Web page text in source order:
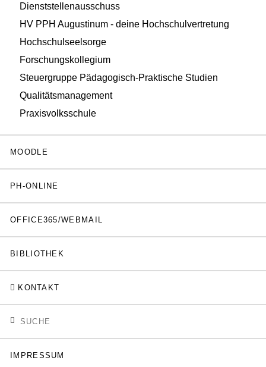
Dienststellenausschuss
HV PPH Augustinum - deine Hochschulvertretung
Hochschulseelsorge
Forschungskollegium
Steuergruppe Pädagogisch-Praktische Studien
Qualitätsmanagement
Praxisvolksschule
MOODLE
PH-ONLINE
OFFICE365/WEBMAIL
BIBLIOTHEK
KONTAKT
IMPRESSUM